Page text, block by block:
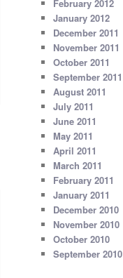
February 2012
January 2012
December 2011
November 2011
October 2011
September 2011
August 2011
July 2011
June 2011
May 2011
April 2011
March 2011
February 2011
January 2011
December 2010
November 2010
October 2010
September 2010